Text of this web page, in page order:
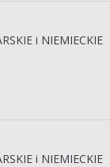
i NIEMIECKIE
i NIEMIECKIE